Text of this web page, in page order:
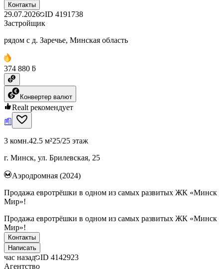
Контакты
29.07.2026 ID 4191738
Застройщик
рядом с д. Заречье, Минская область
374 880 ƃ
Конвертер валют
Realt рекомендует
3 комн.42.5 м²25/25 этаж
г. Минск, ул. Брилевская, 25
Аэродромная (2024)
Продажа евротрёшки в одном из самых развитых ЖК «Минск
Мир»!
Продажа евротрёшки в одном из самых развитых ЖК «Минск
Мир»!
Контакты
Написать
час назад ID 4142923
Агентство